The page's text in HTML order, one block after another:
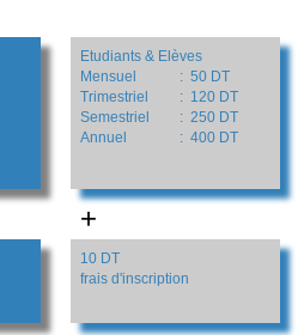
Etudiants & Elèves
Mensuel
: 50 DT
Trimestriel
: 120 DT
Semestriel
: 250 DT
Annuel
: 400 DT
+
10 DT
frais d'inscription